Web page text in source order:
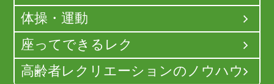
体操・運動
座ってできるレク
高齢者レクリエーションのノウハウ